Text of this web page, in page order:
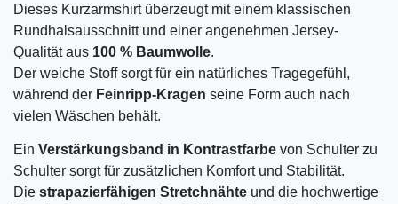
Dieses Kurzarmshirt überzeugt mit einem klassischen
Rundhalsausschnitt und einer angenehmen Jersey-
Qualität aus 100 % Baumwolle.
Der weiche Stoff sorgt für ein natürliches Tragegefühl,
während der Feinripp-Kragen seine Form auch nach
vielen Wäschen behält.
Ein Verstärkungsband in Kontrastfarbe von Schulter zu
Schulter sorgt für zusätzlichen Komfort und Stabilität.
Die strapazierfähigen Stretchnähte und die hochwertige